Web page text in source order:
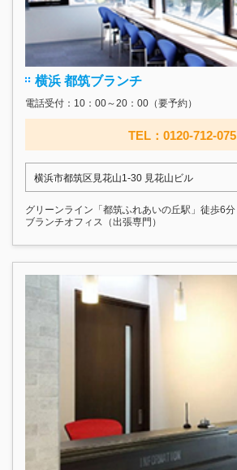
横浜 都筑ブランチ
電話受付：10：00～20：00（要予約）
TEL：0120-712-075
横浜市都筑区見花山1-30 見花山ビル
グリーンライン「都筑ふれあいの丘駅」徒歩6分
ブランチオフィス（出張専門）